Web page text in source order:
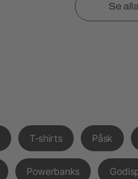
Se
T-shirts Påsk
Powerbanks